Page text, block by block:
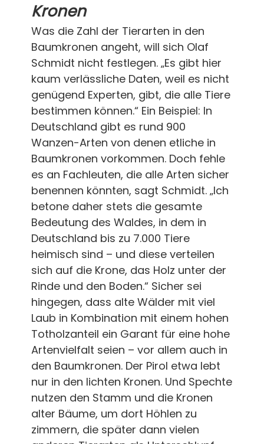
Kronen
Was die Zahl der Tierarten in den
Baumkronen angeht, will sich Olaf
Schmidt nicht festlegen. „Es gibt hier
kaum verlässliche Daten, weil es nicht
genügend Experten, gibt, die alle Tiere
bestimmen können.“ Ein Beispiel: In
Deutschland gibt es rund 900
Wanzen-Arten von denen etliche in
Baumkronen vorkommen. Doch fehle
es an Fachleuten, die alle Arten sicher
benennen könnten, sagt Schmidt. „Ich
betone daher stets die gesamte
Bedeutung des Waldes, in dem in
Deutschland bis zu 7.000 Tiere
heimisch sind – und diese verteilen
sich auf die Krone, das Holz unter der
Rinde und den Boden.“ Sicher sei
hingegen, dass alte Wälder mit viel
Laub in Kombination mit einem hohen
Totholzanteil ein Garant für eine hohe
Artenvielfalt seien – vor allem auch in
den Baumkronen. Der Pirol etwa lebt
nur in den lichten Kronen. Und Spechte
nutzen den Stamm und die Kronen
alter Bäume, um dort Höhlen zu
zimmern, die später dann vielen